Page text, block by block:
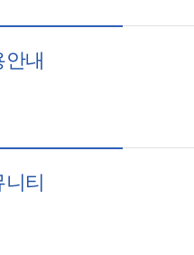
안내
니티